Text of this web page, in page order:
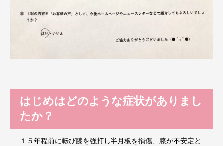
はじめはどのような症状がありまし
たか？
１５年程前に転び膝を強打し半月板を損傷、膝が不安定と